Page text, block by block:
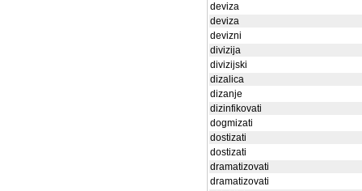
deviza
deviza
devizni
divizija
divizijski
dizalica
dizanje
dizinfikovati
dogmizati
dostizati
dostizati
dramatizovati
dramatizovati